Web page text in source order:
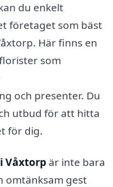
du enkelt
företaget som bäst
Här finns en
som
och presenter. Du
utbud för att hitta
för dig.
Våxtorp är inte bara
omtänksam gest